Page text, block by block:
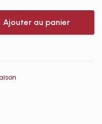
Ajouter au panier